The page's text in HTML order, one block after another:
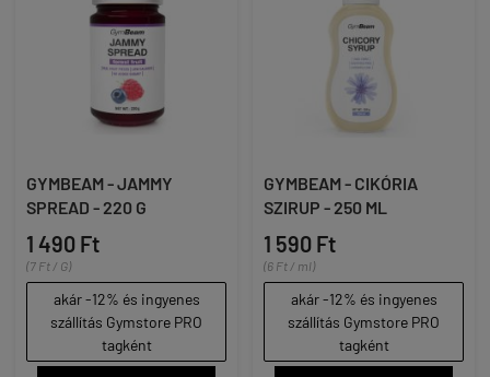
GYMBEAM - JAMMY
SPREAD - 220 G
1 490 Ft
(7 Ft / G)
akár -12% és ingyenes
szállítás Gymstore PRO
tagként
GYMBEAM - CIKÓRIA
SZIRUP - 250 ML
1 590 Ft
(6 Ft / ml)
akár -12% és ingyenes
szállítás Gymstore PRO
tagként